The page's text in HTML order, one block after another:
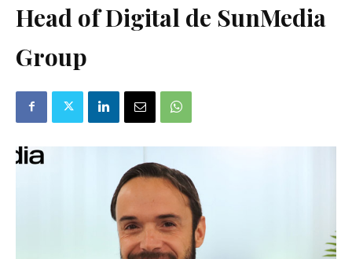
Head of Digital de SunMedia
Group